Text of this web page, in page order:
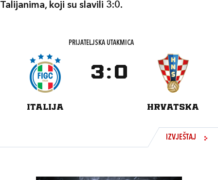
Talijanima, koji su slavili 3:0.
PRIJATELJSKA UTAKMICA
ITALIJA
3: 0
HRVATSKA
IZVJEŠTAJ